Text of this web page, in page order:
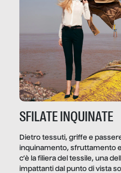
SFILATE INQUINATE
Dietro tessuti, griffe e
inquinamento, sfruttamento
c’è la filiera del tessile, una
impattanti dal punto di vista